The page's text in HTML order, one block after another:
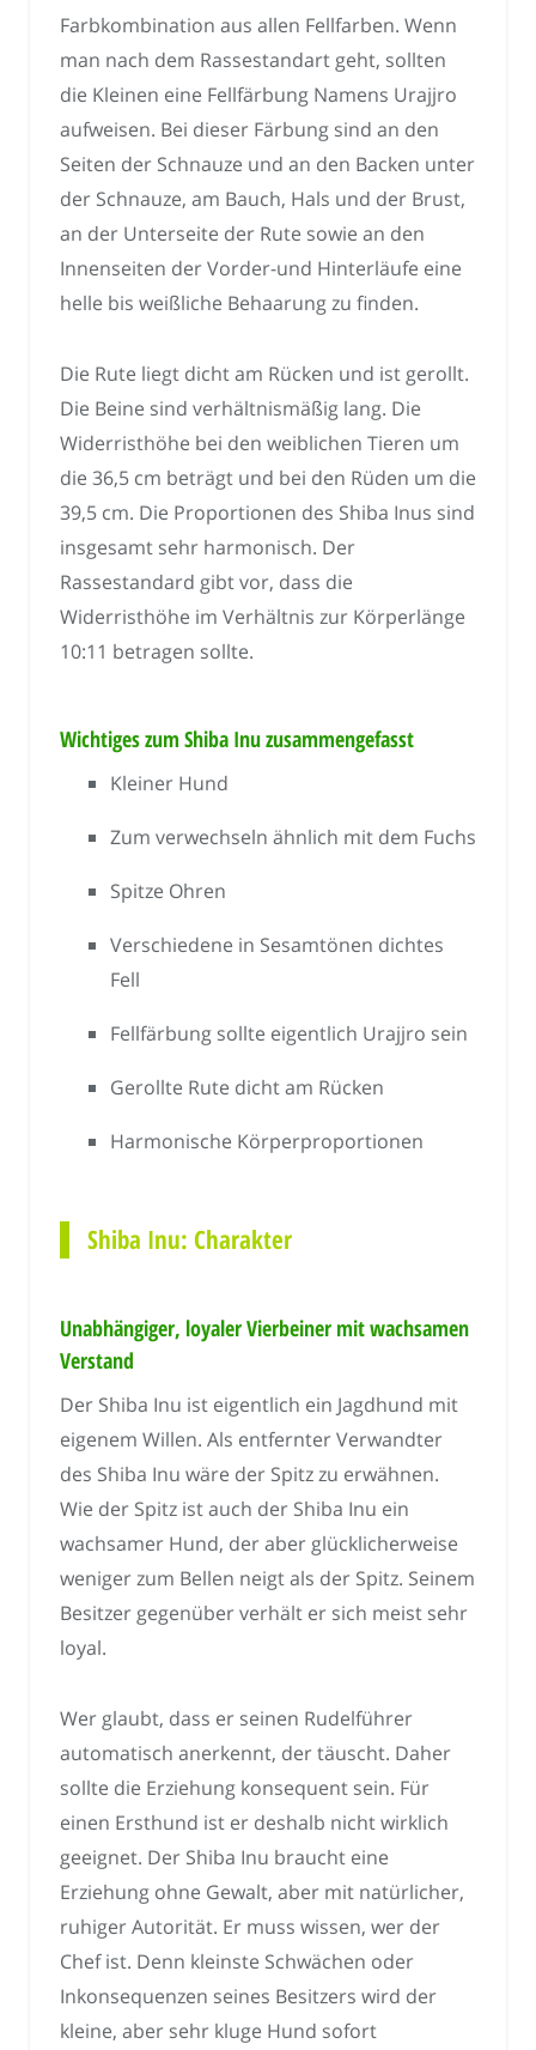
Farbkombination aus allen Fellfarben. Wenn
man nach dem Rassestandart geht, sollten
die Kleinen eine Fellfärbung Namens Urajjro
aufweisen. Bei dieser Färbung sind an den
Seiten der Schnauze und an den Backen unter
der Schnauze, am Bauch, Hals und der Brust,
an der Unterseite der Rute sowie an den
Innenseiten der Vorder-und Hinterläufe eine
helle bis weißliche Behaarung zu finden.
Die Rute liegt dicht am Rücken und ist gerollt.
Die Beine sind verhältnismäßig lang. Die
Widerristhöhe bei den weiblichen Tieren um
die 36,5 cm beträgt und bei den Rüden um die
39,5 cm. Die Proportionen des Shiba Inus sind
insgesamt sehr harmonisch. Der
Rassestandard gibt vor, dass die
Widerristhöhe im Verhältnis zur Körperlänge
10:11 betragen sollte.
Wichtiges zum Shiba Inu zusammengefasst
Kleiner Hund
Zum verwechseln ähnlich mit dem Fuchs
Spitze Ohren
Verschiedene in Sesamtönen dichtes
Fell
Fellfärbung sollte eigentlich Urajjro sein
Gerollte Rute dicht am Rücken
Harmonische Körperproportionen
Shiba Inu: Charakter
Unabhängiger, loyaler Vierbeiner mit wachsamen
Verstand
Der Shiba Inu ist eigentlich ein Jagdhund mit
eigenem Willen. Als entfernter Verwandter
des Shiba Inu wäre der Spitz zu erwähnen.
Wie der Spitz ist auch der Shiba Inu ein
wachsamer Hund, der aber glücklicherweise
weniger zum Bellen neigt als der Spitz. Seinem
Besitzer gegenüber verhält er sich meist sehr
loyal.
Wer glaubt, dass er seinen Rudelführer
automatisch anerkennt, der täuscht. Daher
sollte die Erziehung konsequent sein. Für
einen Ersthund ist er deshalb nicht wirklich
geeignet. Der Shiba Inu braucht eine
Erziehung ohne Gewalt, aber mit natürlicher,
ruhiger Autorität. Er muss wissen, wer der
Chef ist. Denn kleinste Schwächen oder
Inkonsequenzen seines Besitzers wird der
kleine, aber sehr kluge Hund sofort